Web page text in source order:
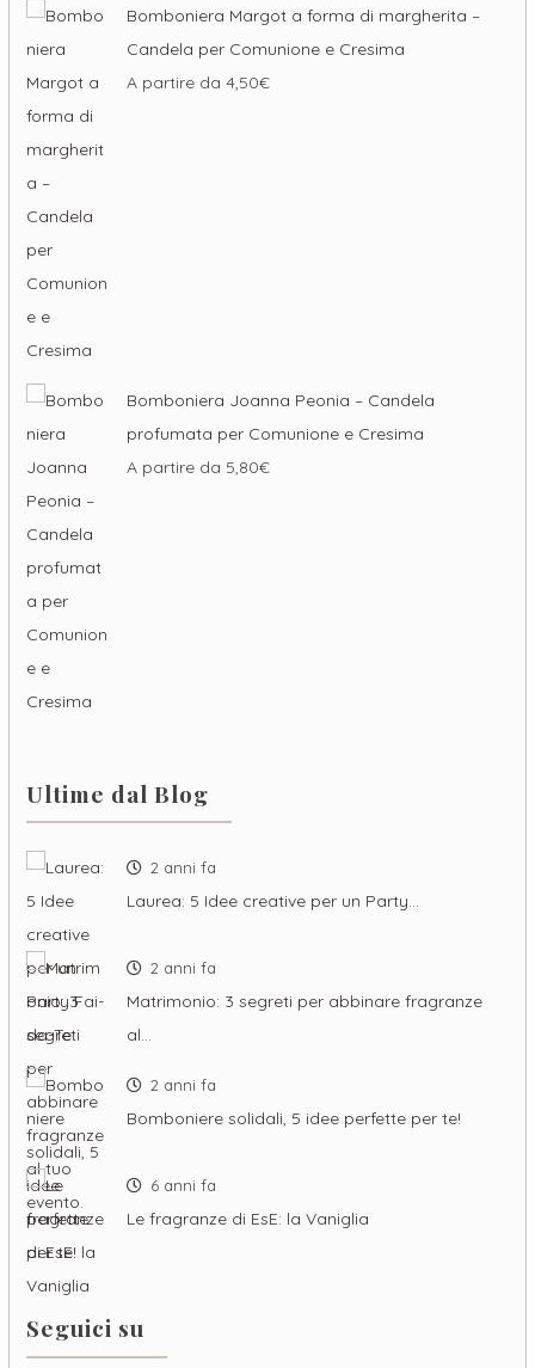
Bomboniera Margot a forma di margherita –
Candela per Comunione e Cresima
A partire da 4,50€
Bomboniera Joanna Peonia – Candela
profumata per Comunione e Cresima
A partire da 5,80€
Ultime dal Blog
2 anni fa
Laurea: 5 Idee creative per un Party…
2 anni fa
Matrimonio: 3 segreti per abbinare fragranze
al…
2 anni fa
Bomboniere solidali, 5 idee perfette per te!
6 anni fa
Le fragranze di EsE: la Vaniglia
Seguici su